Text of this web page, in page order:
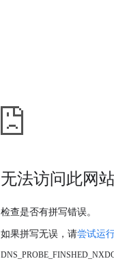
无法访问此网
检查是否有拼写错误。
如果拼写无误，请尝试运